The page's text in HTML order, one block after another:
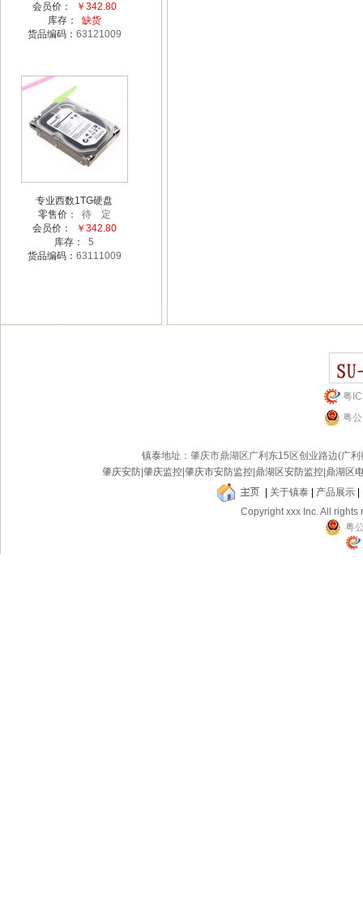
会员价：
￥342.80
库存： 缺货
货品编码： 63121009
专业西数1TG硬盘
零售价： 待 定
会员价：
￥342.80
库存：5
货品编码： 63111009
粤
粤
镇泰地址：肇庆市鼎湖区广利东15区创业路边(广
肇庆安防 |肇庆监控 |肇庆市安防监控 鼎湖区安防监控 鼎湖区
关于镇泰 产品展示
Copyright xxx Inc. All rights
粤